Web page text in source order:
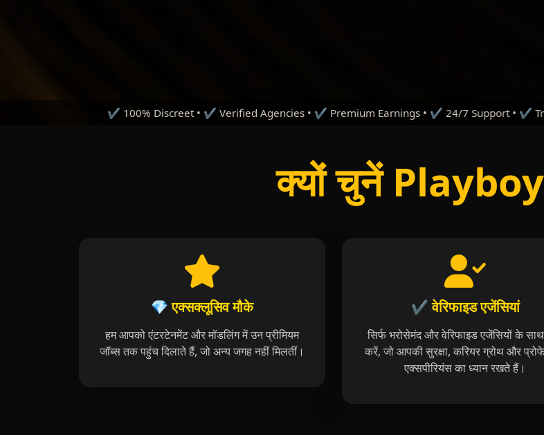
Discreet • ✔ Verified Agencies • ✔ Premium Earnings • ✔ 24/7 Support • ✔ Trusted Career Path
क्यों चुनें
💎 एक्सक्लूसिव मौके
हम आपको एंटरटेनमेंट और मॉडलिंग में उन प्रीमियम
जॉब्स तक पहुंच दिलाते हैं, जो अन्य जगह नहीं मिलतीं।
✔️ वेरिफाइड एजेंसियां
सिर्फ भरोसेमंद और वेरिफाइड एजेंसियों के
करें, जो आपकी सुरक्षा, करियर ग्रोथ और
एक्सपीरियंस का ध्यान रखते हैं।